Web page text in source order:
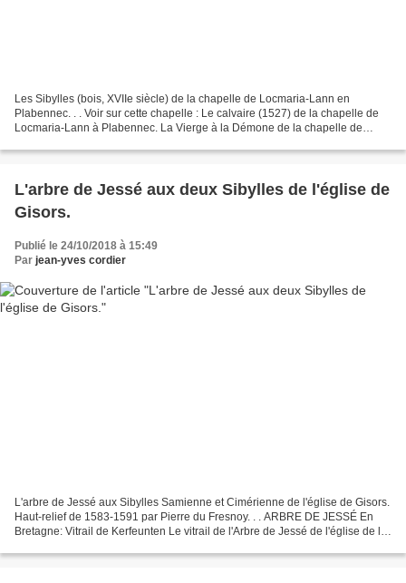
Les Sibylles (bois, XVIIe siècle) de la chapelle de Locmaria-Lann en
Plabennec. . . Voir sur cette chapelle : Le calvaire (1527) de la chapelle de
Locmaria-Lann à Plabennec. La Vierge à la Démone de la chapelle de
L'arbre de Jessé aux deux Sibylles de l'église de
Gisors.
Publié le 24/10/2018 à 15:49
Par jean-yves cordier
L'arbre de Jessé aux Sibylles Samienne et Cimérienne de l'église de Gisors.
Haut-relief de 1583-1591 par Pierre du Fresnoy. . . ARBRE DE JESSÉ En
Bretagne: Vitrail de Kerfeunten Le vitrail de l'Arbre de Jessé de l'église de la